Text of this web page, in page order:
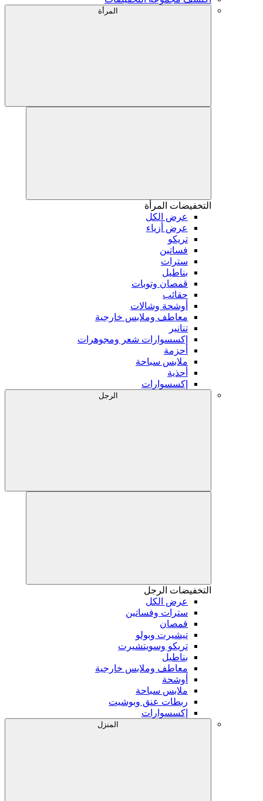
المرأة
التخفيضات المرأة
عرض الكل
عرض أزياء
تريكو
فساتين
سترات
بناطيل
قمصان وتوبات
حقائب
أوشحة وشالات
معاطف وملابس خارجية
تنانير
إكسسوارات شعر ومجوهرات
أحزمة
ملابس سباحة
أحذية
إكسسوارات
الرجل
التخفيضات الرجل
عرض الكل
سترات وفساتين
قمصان
تيشيرت وبولو
تريكو وسويتشيرت
بناطيل
معاطف وملابس خارجية
أوشحة
ملابس سباحة
ربطات عنق وبوشيت
إكسسوارات
المنزل